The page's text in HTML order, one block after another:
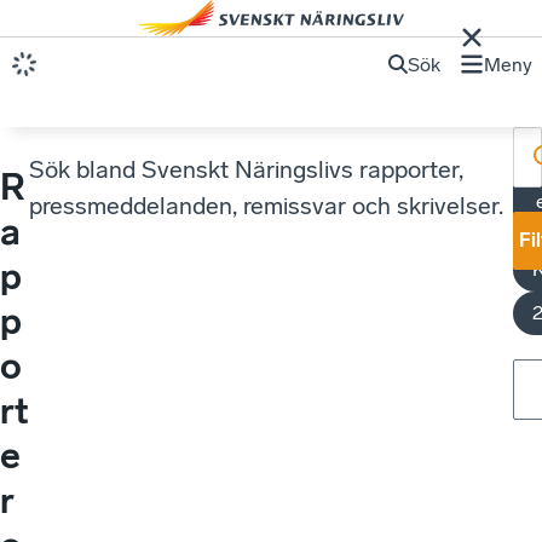
Sök Meny
R
a
p
p
o
rt
e
r
Sök bland Svenskt Näringslivs rapporter,
pressmeddelanden, remissvar och skrivelser.